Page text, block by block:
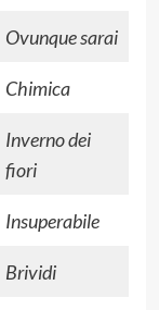
Ovunque sarai
Chimica
Inverno dei
fiori
Insuperabile
Brividi